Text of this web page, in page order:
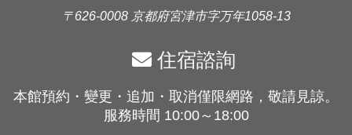
〒626-0008 京都府宮津市字万年1058-13
住宿諮詢
本館預約・變更・追加・取消僅限網路，敬請見諒。
服務時間 10:00～18:00